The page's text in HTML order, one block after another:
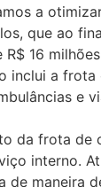
a
que ao
16
inclui a frota
e
da frota de
interno.
de maneira